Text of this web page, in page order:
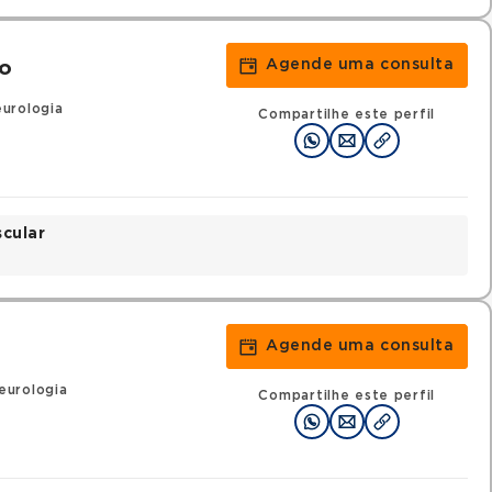
Agende uma consulta
Compartilhe este perfil
Agende uma consulta
Compartilhe este perfil